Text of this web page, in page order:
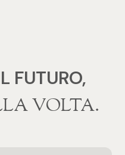
FUTURO,
VOLTA.